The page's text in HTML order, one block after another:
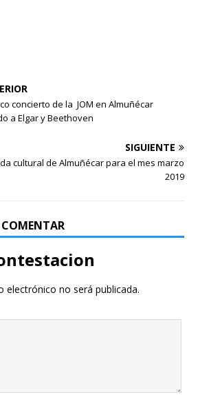
concierto de la JOM en Almuñécar
a Elgar y Beethoven
SIGUIENTE
cultural de Almuñécar para el mes marzo
2019
COMENTAR
electrónico no será publicada.